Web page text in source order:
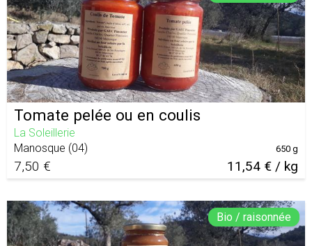
Tomate pelée ou en coulis
La Soleillerie
Manosque (04)
7,50 € 11,54 € / kg
650 g
Bio / raisonnée